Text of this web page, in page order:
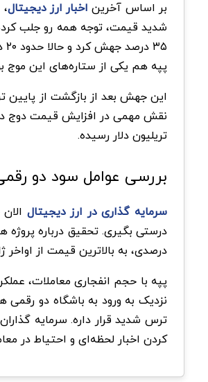
بر اساس آخرین اخبار ارز دیجیتال
۳۵ درصد جهش کرد و حالا حدود ۲۰ درصد بالاتر از روز قبل معامله میشه. این چهارمین روز متوالی صعود پی بوده که از بیت کوین و اتریوم هم جلوتر زده.
پپه هم یکی از ستاره‌های این موج بوده. حجم معاملات این مم
این جهش بعد از بازگشت از پایین
نقش مهمی در افزایش قیمت دوج داشته. ریپل هم با شکست مقاومت ۱.۶۰ دلار،
تریلیون دلار رسیده.
بررسی عوامل سود دو رقمی
سرمایه گذاری در ارز دیجیتال
درصدی، به بالاترین قیمت از
نزدیک به ورود به باشگاه دو
ترس شدید قرار داره. سرمایه
کردن اخبار لحظه‌ای و احتیاط در